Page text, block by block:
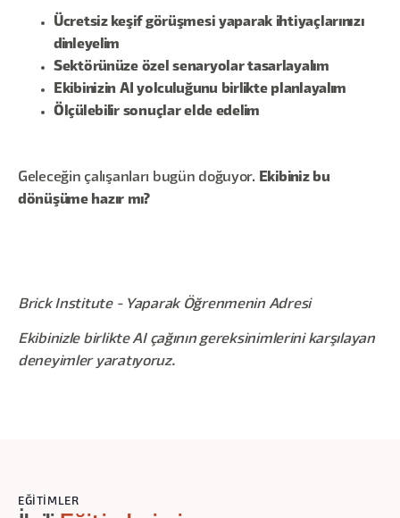
Ücretsiz keşif görüşmesi yaparak ihtiyaçlarınızı
dinleyelim
Sektörünüze özel senaryolar tasarlayalım
Ekibinizin AI yolculuğunu birlikte planlayalım
Ölçülebilir sonuçlar elde edelim
Geleceğin çalışanları bugün doğuyor.
Ekibiniz bu
dönüşüme hazır mı?
Brick Institute - Yaparak Öğrenmenin Adresi
Ekibinizle birlikte AI çağının gereksinimlerini karşılayan
deneyimler yaratıyoruz.
EĞITIMLER